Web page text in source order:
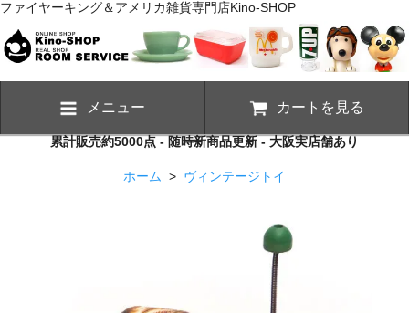
ファイヤーキング＆アメリカ雑貨専門店Kino-SHOP
メニュー カートを見る
累計販売約5000点 - 随時新商品更新 - 大阪実店舗あり
ホーム > ヴィンテージトイ